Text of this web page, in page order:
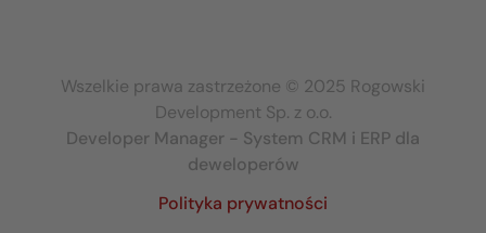
Wszelkie prawa zastrzeżone © 2025 Rogowski
Development Sp. z o.o.
Developer Manager - System CRM i ERP dla
deweloperów
Polityka prywatności